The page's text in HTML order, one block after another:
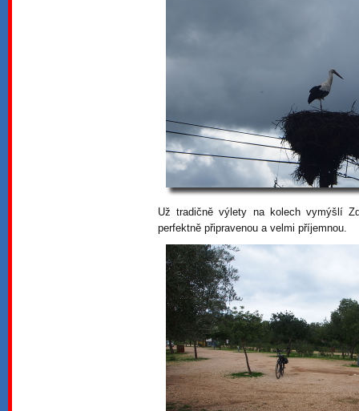
Už tradičně výlety na kolech vymýšlí
perfektně připravenou a velmi příjemnou.